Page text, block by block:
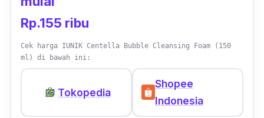
Rp.155 ribu
Cek harga IUNIK Centella Bubble Cleansing Foam (150
ml) di bawah ini:
Tokopedia
Shopee
Indonesia